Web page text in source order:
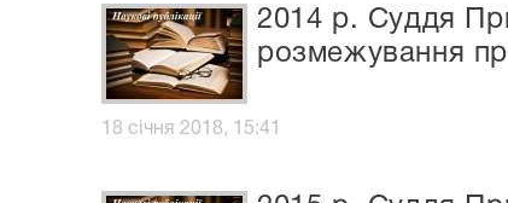
2014 р. Суддя
розмежування
18 січня 2018, 15:41